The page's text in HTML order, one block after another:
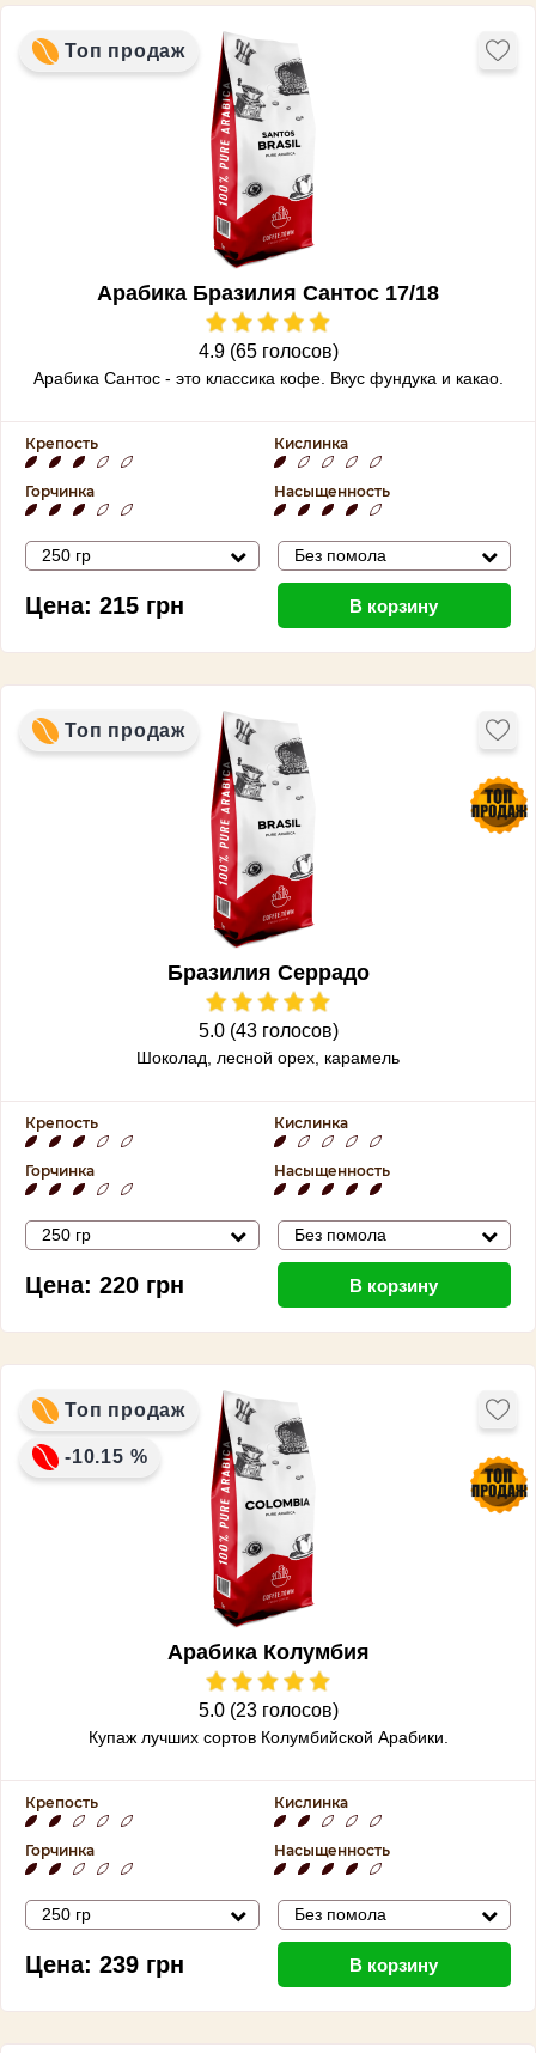
Топ продаж
Арабика Бразилия Сантос 17/18
4.9 (65 голосов)
Арабика Сантос - это классика кофе. Вкус фундука и какао.
Крепость Кислинка
Горчинка Насыщенность
250 гр Без помола
Цена: 215 грн В корзину
Топ продаж
Бразилия Серрадо
5.0 (43 голосов)
Шоколад, лесной орех, карамель
Крепость Кислинка
Горчинка Насыщенность
250 гр Без помола
Цена: 220 грн В корзину
Топ продаж
-10.15 %
Арабика Колумбия
5.0 (23 голосов)
Купаж лучших сортов Колумбийской Арабики.
Крепость Кислинка
Горчинка Насыщенность
250 гр Без помола
Цена: 239 грн В корзину